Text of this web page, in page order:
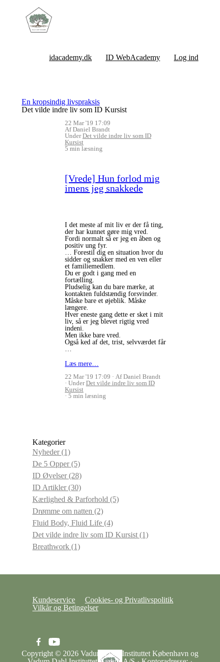
idacademy.dk ID WebAcademy Log ind
En kropsindig livspraksis
Det vilde indre liv som ID Kursist
22 Mar '19 17:09
Af Daniel Brandt
UnderDet vilde indre liv som ID
Kursist
5 min læsning
[Vrede] Hun forlod mig
imens jeg snakkede
I det meste af mit liv er der få ting,
der har kunnet gøre mig vred.
Fordi normalt så er jeg en åben og
positiv ung fyr.
… Forestil dig en situation hvor du
sidder og snakker med en ven eller
et familiemedlem.
Du er godt i gang med en
fortælling.
Pludselig kan du bare mærke, at
kontakten fuldstændig forsvinder.
Måske bare et øjeblik. Måske
længere.
Hver eneste gang dette er sket i mit
liv, så er jeg blevet rigtig vred
indeni.
Men ikke bare vred.
Også ked af det, trist, selvværdet får
Læs mere…
22 Mar '19 17:09
Af Daniel Brandt
UnderDet vilde indre liv som ID
Kursist
5 min læsning
Kategorier
Nyheder(1)
De 5 Opper(5)
ID Øvelser(28)
ID Artikler(30)
Kærlighed & Parforhold (5)
Drømme om natten (2)
Fluid Body, Fluid Life (4)
Det vilde indre liv som ID Kursist (1)
Breathwork (1)
Kundeservice
Cookies- og Privatlivspolitik
Vilkår og Betingelser
Copyright © 2026 Vadum Dahl Instituttet København og